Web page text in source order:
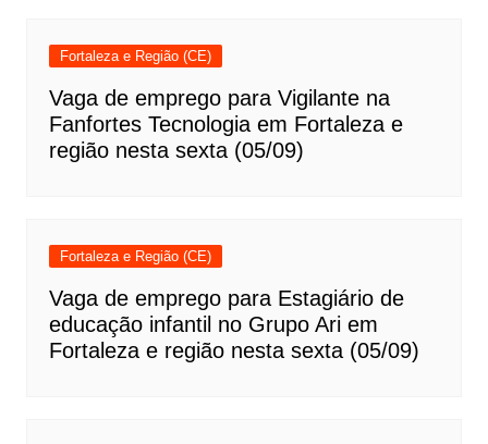
Fortaleza e Região (CE)
Vaga de emprego para Vigilante na
Fanfortes Tecnologia em Fortaleza e
região nesta sexta (05/09)
Fortaleza e Região (CE)
Vaga de emprego para Estagiário de
educação infantil no Grupo Ari em
Fortaleza e região nesta sexta (05/09)